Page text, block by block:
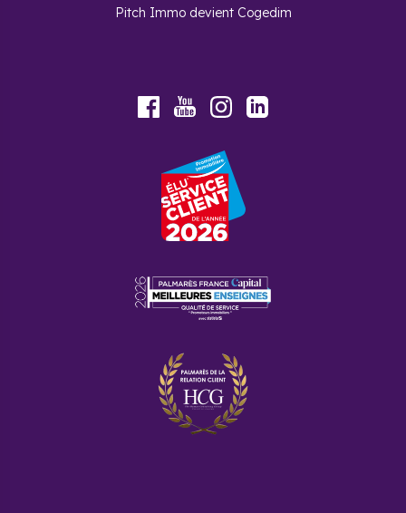
Pitch Immo devient Cogedim
FacebookYoutubeInstagram